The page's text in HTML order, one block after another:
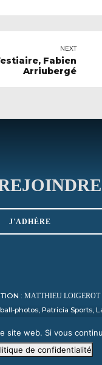
NEXT
Fabien
Arriubergé
J'ADHÈRE
: MATTHIEU LOIGEROT
photos, Patricia
web. Si vous
de confidentialité